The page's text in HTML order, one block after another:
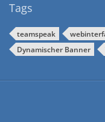
Tags
teamspeak
Dynamischer Banner